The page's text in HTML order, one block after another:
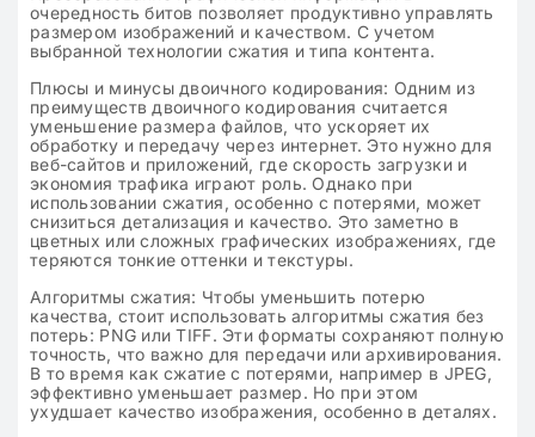
очередность битов позволяет продуктивно управлять
размером изображений и качеством. С учетом
выбранной технологии сжатия и типа контента.
Плюсы и минусы двоичного кодирования: Одним из
преимуществ двоичного кодирования считается
уменьшение размера файлов, что ускоряет их
обработку и передачу через интернет. Это нужно для
веб-сайтов и приложений, где скорость загрузки и
экономия трафика играют роль. Однако при
использовании сжатия, особенно с потерями, может
снизиться детализация и качество. Это заметно в
цветных или сложных графических изображениях, где
теряются тонкие оттенки и текстуры.
Алгоритмы сжатия: Чтобы уменьшить потерю
качества, стоит использовать алгоритмы сжатия без
потерь: PNG или TIFF. Эти форматы сохраняют полную
точность, что важно для передачи или архивирования.
В то время как сжатие с потерями, например в JPEG,
эффективно уменьшает размер. Но при этом
ухудшает качество изображения, особенно в деталях.